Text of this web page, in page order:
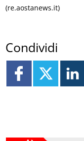
(re.aostanews.it)
Condividi